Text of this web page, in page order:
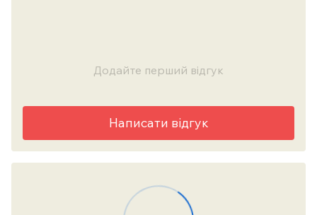
Додайте перший відгук
Написати відгук